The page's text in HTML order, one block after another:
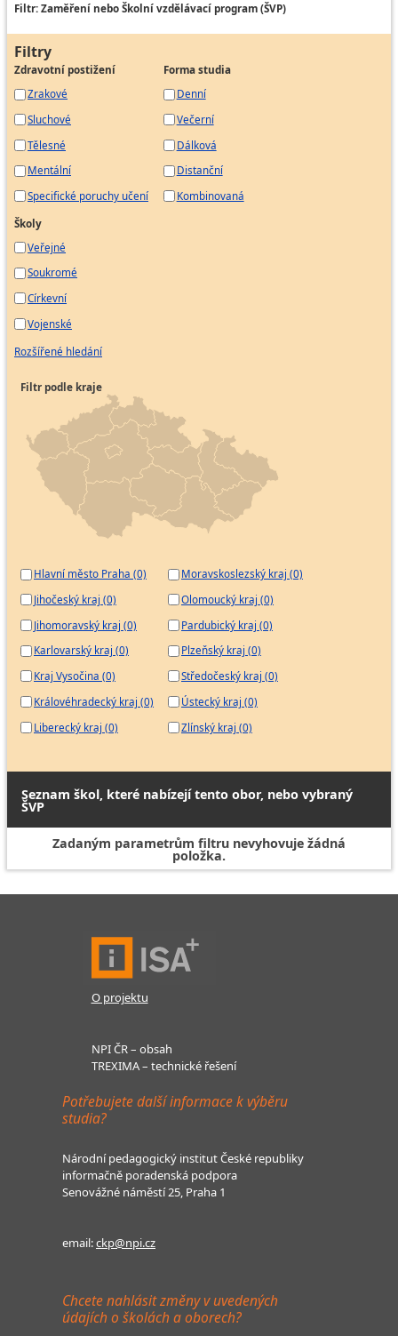
Filtr: Zaměření nebo Školní vzdělávací program (ŠVP)
Filtry
Zdravotní postižení
Zrakové
Sluchové
Tělesné
Mentální
Specifické poruchy učení
Forma studia
Denní
Večerní
Dálková
Distanční
Kombinovaná
Školy
Veřejné
Soukromé
Církevní
Vojenské
Rozšířené hledání
Filtr podle kraje
Hlavní město Praha (0)
Jihočeský kraj (0)
Jihomoravský kraj (0)
Karlovarský kraj (0)
Kraj Vysočina (0)
Královéhradecký kraj (0)
Liberecký kraj (0)
Moravskoslezský kraj (0)
Olomoucký kraj (0)
Pardubický kraj (0)
Plzeňský kraj (0)
Středočeský kraj (0)
Ústecký kraj (0)
Zlínský kraj (0)
Seznam škol, které nabízejí tento obor, nebo vybraný
ŠVP
Zadaným parametrům filtru nevyhovuje žádná
položka.
O projektu
NPI ČR – obsah
TREXIMA – technické řešení
Potřebujete další informace k výběru
studia?
Národní pedagogický institut České republiky
informačně poradenská podpora
Senovážné náměstí 25, Praha 1
email:ckp@npi.cz
Chcete nahlásit změny v uvedených
údajích o školách a oborech?